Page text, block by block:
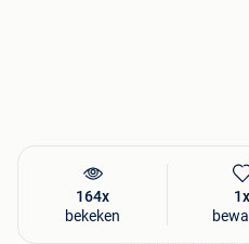
164x
bekeken
1x